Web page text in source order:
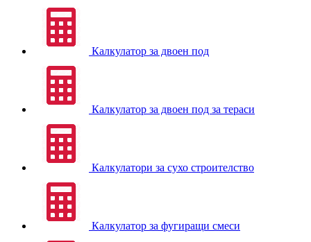
Калкулатор за двоен под
Калкулатор за двоен под за тераси
Калкулатори за сухо строителство
Калкулатор за фугиращи смеси